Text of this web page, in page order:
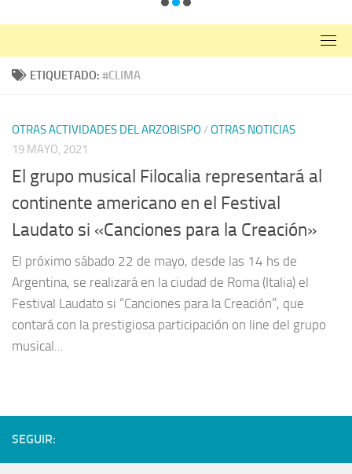
ETIQUETADO: #CLIMA
OTRAS ACTIVIDADES DEL ARZOBISPO /OTRAS NOTICIAS
19 MAYO, 2021
El grupo musical Filocalia representará al
continente americano en el Festival
Laudato si «Canciones para la Creación»
El próximo sábado 22 de mayo, desde las 14 hs de
Argentina, se realizará en la ciudad de Roma (Italia) el
Festival Laudato si “Canciones para la Creación”, que
contará con la prestigiosa participación on line del grupo
musical...
SEGUIR: